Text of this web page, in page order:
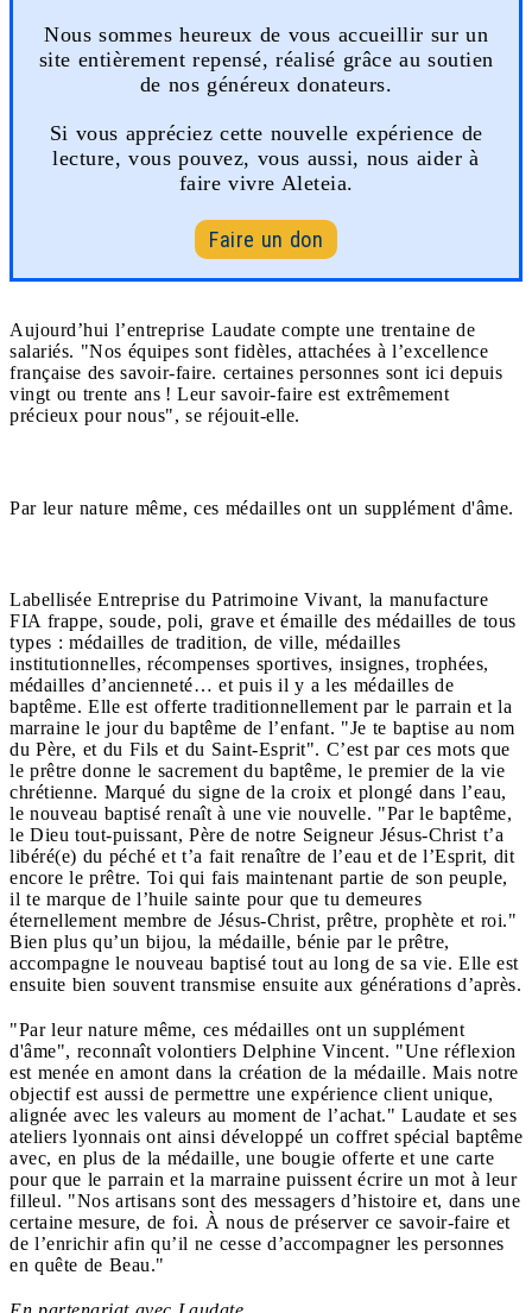
Nous sommes heureux de vous accueillir sur un
site entièrement repensé, réalisé grâce au soutien
de nos généreux donateurs.
Si vous appréciez cette nouvelle expérience de
lecture, vous pouvez, vous aussi, nous aider à
faire vivre Aleteia.
Faire un don
Aujourd’hui l’entreprise Laudate compte une trentaine de
salariés. "Nos équipes sont fidèles, attachées à l’excellence
française des savoir-faire. certaines personnes sont ici depuis
vingt ou trente ans ! Leur savoir-faire est extrêmement
précieux pour nous", se réjouit-elle.
Par leur nature même, ces médailles ont un supplément d'âme.
Labellisée Entreprise du Patrimoine Vivant, la manufacture
FIA frappe, soude, poli, grave et émaille des médailles de tous
types : médailles de tradition, de ville, médailles
institutionnelles, récompenses sportives, insignes, trophées,
médailles d’ancienneté… et puis il y a les médailles de
baptême. Elle est offerte traditionnellement par le parrain et la
marraine le jour du baptême de l’enfant. "Je te baptise au nom
du Père, et du Fils et du Saint-Esprit". C’est par ces mots que
le prêtre donne le sacrement du baptême, le premier de la vie
chrétienne. Marqué du signe de la croix et plongé dans l’eau,
le nouveau baptisé renaît à une vie nouvelle. "Par le baptême,
le Dieu tout-puissant, Père de notre Seigneur Jésus-Christ t’a
libéré(e) du péché et t’a fait renaître de l’eau et de l’Esprit, dit
encore le prêtre. Toi qui fais maintenant partie de son peuple,
il te marque de l’huile sainte pour que tu demeures
éternellement membre de Jésus-Christ, prêtre, prophète et roi."
Bien plus qu’un bijou, la médaille, bénie par le prêtre,
accompagne le nouveau baptisé tout au long de sa vie. Elle est
ensuite bien souvent transmise ensuite aux générations d’après.
"Par leur nature même, ces médailles ont un supplément
d'âme", reconnaît volontiers Delphine Vincent. "Une réflexion
est menée en amont dans la création de la médaille. Mais notre
objectif est aussi de permettre une expérience client unique,
alignée avec les valeurs au moment de l’achat." Laudate et ses
ateliers lyonnais ont ainsi développé un coffret spécial baptême
avec, en plus de la médaille, une bougie offerte et une carte
pour que le parrain et la marraine puissent écrire un mot à leur
filleul. "Nos artisans sont des messagers d’histoire et, dans une
certaine mesure, de foi. À nous de préserver ce savoir-faire et
de l’enrichir afin qu’il ne cesse d’accompagner les personnes
en quête de Beau."